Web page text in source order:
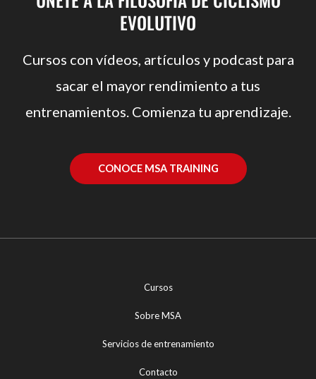
EVOLUTIVO
Cursos con vídeos, artículos y podcast para
sacar el mayor rendimiento a tus
entrenamientos. Comienza tu aprendizaje.
CONOCE MSA TRAINING
Cursos
Sobre MSA
Servicios de entrenamiento
Contacto